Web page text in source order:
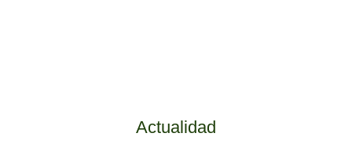
Actualidad